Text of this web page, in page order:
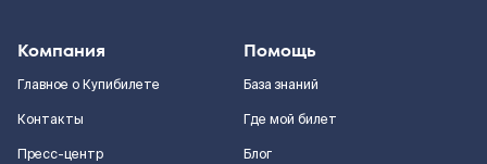
Компания
Главное о Купибилете
Контакты
Пресс-центр
Помощь
База знаний
Где мой билет
Блог